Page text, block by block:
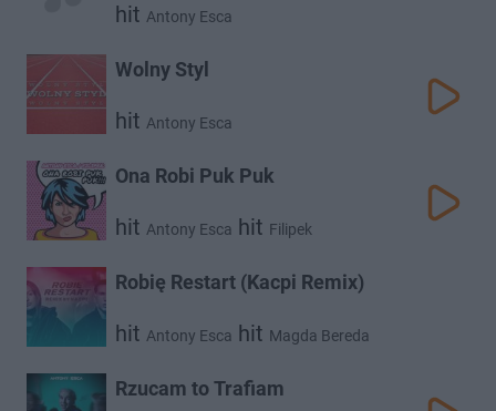
hit Antony Esca
Wolny Styl
hit Antony Esca
Ona Robi Puk Puk
hit Antony Esca hit Filipek
Robię Restart (Kacpi Remix)
hit Antony Esca hit Magda Bereda
Rzucam to Trafiam